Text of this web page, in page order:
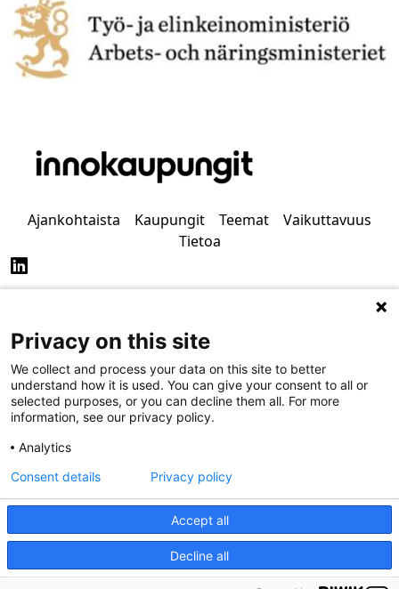
Ajankohtaista Kaupungit Teemat
Vaikuttavuus
Tietoa
Tietosuoja Saavutettavuus
Privacy on this site
We collect and process your data on this site to better
understand how it is used. You can give your consent to all or
selected purposes, or you can decline them all. For more
information, see our privacy policy.
Analytics
Accept all
Decline all
Consent details Privacy policy